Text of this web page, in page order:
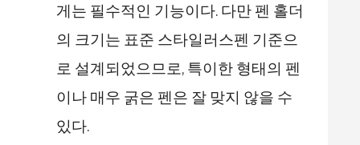
게는 필수적인 기능이다. 다만 펜 홀더
의 크기는 표준 스타일러스펜 기준으
로 설계되었으므로, 특이한 형태의 펜
이나 매우 굵은 펜은 잘 맞지 않을 수
있다.